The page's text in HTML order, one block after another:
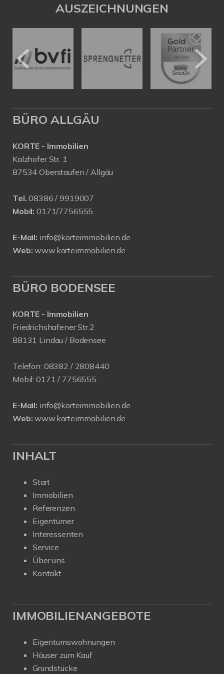
AUSZEICHNUNGEN
BÜRO ALLGÄU
KORTE - Immobilien
Kalzhofer Str. 1
87534 Oberstaufen / Allgäu
Tel. 08386 / 9919007
Mobil: 0171/7756555
E-Mail: info@korteimmobilien.de
Web: www.korteimmobilien.de
BÜRO BODENSEE
KORTE - Immobilien
Friedrichshafener Str.2
88131 Lindau / Bodensee
Telefon: 08382 / 2808440
Mobil: 0171 / 7756555
E-Mail: info@korteimmobilien.de
Web: www.korteimmobilien.de
INHALT
Start
Immobilien
Referenzen
Eigentümer
Interessenten
Service
Über uns
Kontakt
IMMOBILIENANGEBOTE
Eigentumswohnungen
Häuser zum Kauf
Grundstücke